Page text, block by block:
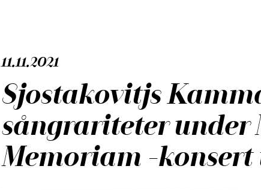
11.11.2021
Sjostakovitjs
sångrariteter under
Memoriam -konsert